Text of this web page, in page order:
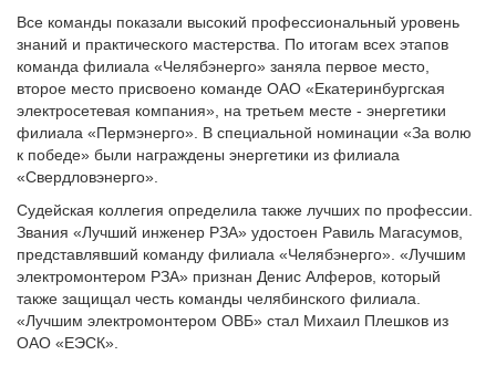
Все команды показали высокий профессиональный уровень
знаний и практического мастерства. По итогам всех этапов
команда филиала «Челябэнерго» заняла первое место,
второе место присвоено команде ОАО «Екатеринбургская
электросетевая компания», на третьем месте - энергетики
филиала «Пермэнерго». В специальной номинации «За волю
к победе» были награждены энергетики из филиала
«Свердловэнерго».
Судейская коллегия определила также лучших по профессии.
Звания «Лучший инженер РЗА» удостоен Равиль Магасумов,
представлявший команду филиала «Челябэнерго». «Лучшим
электромонтером РЗА» признан Денис Алферов, который
также защищал честь команды челябинского филиала.
«Лучшим электромонтером ОВБ» стал Михаил Плешков из
ОАО «ЕЭСК».